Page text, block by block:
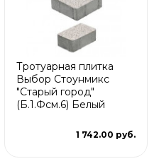
Тротуарная плитка
Выбор Стоунмикс
"Старый город"
(Б.1.Фсм.6) Белый
1 742.00 руб.